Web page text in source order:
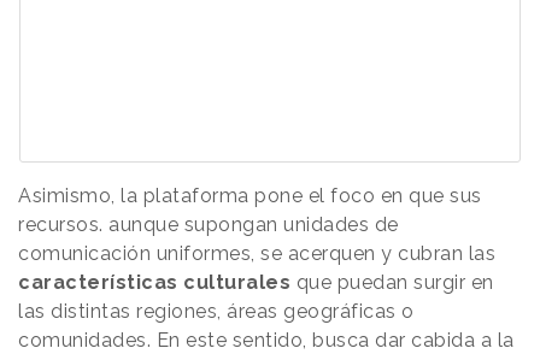
Asimismo, la plataforma pone el foco en que sus
recursos. aunque supongan unidades de
comunicación uniformes, se acerquen y cubran las
características culturales que puedan surgir en
las distintas regiones, áreas geográficas o
comunidades. En este sentido, busca dar cabida a la